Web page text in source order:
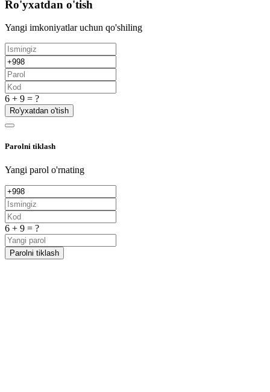
Ro'yxatdan o'tish
Yangi imkoniyatlar uchun qo'shiling
6 + 9 = ?
Ro'yxatdan o'tish
Parolni tiklash
Yangi parol o'rnating
6 + 9 = ?
Parolni tiklash